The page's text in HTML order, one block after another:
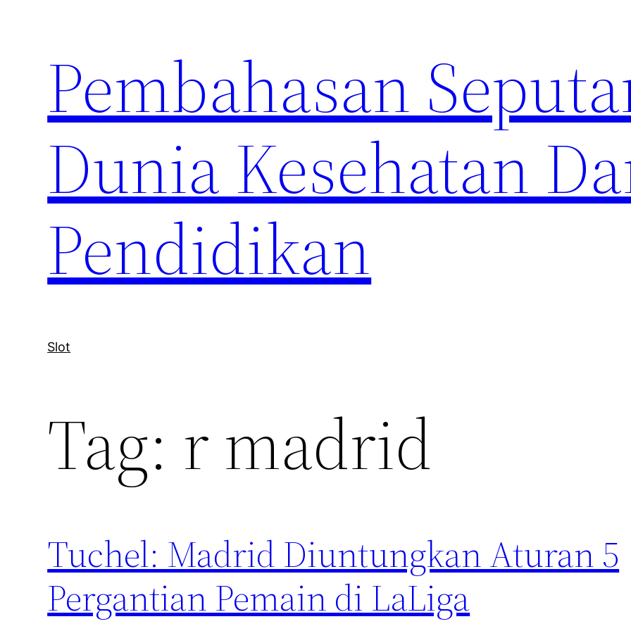
Pembahasan
Dunia Kesehatan
Pendidikan
Slot
Tag: r madrid
Tuchel: Madrid Diuntungkan Aturan 5
Pergantian Pemain di LaLiga